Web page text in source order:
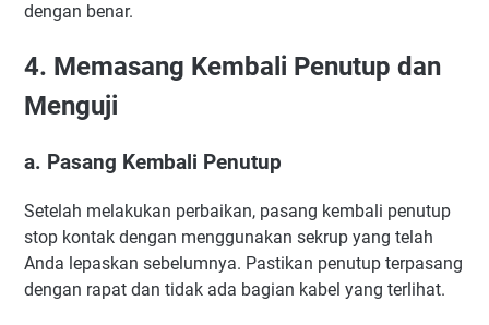
dengan benar.
4. Memasang Kembali Penutup dan
Menguji
a. Pasang Kembali Penutup
Setelah melakukan perbaikan, pasang kembali penutup
stop kontak dengan menggunakan sekrup yang telah
Anda lepaskan sebelumnya. Pastikan penutup terpasang
dengan rapat dan tidak ada bagian kabel yang terlihat.